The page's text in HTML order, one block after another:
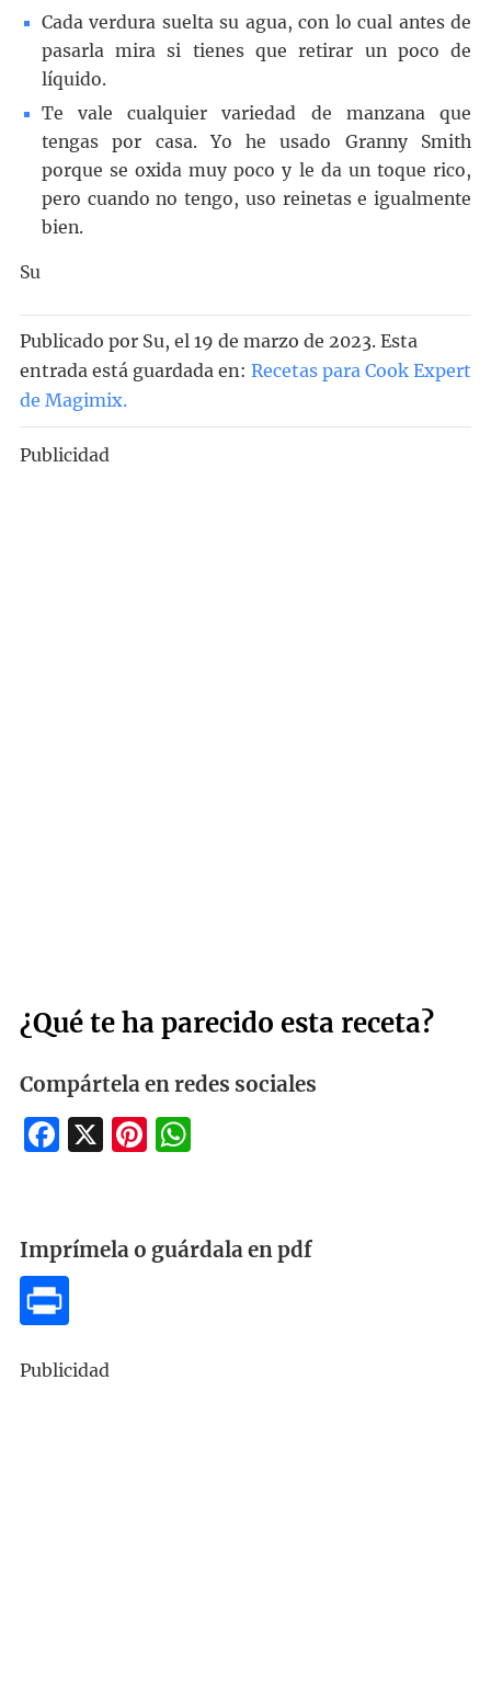
Cada verdura suelta su agua, con lo cual antes de
pasarla mira si tienes que retirar un poco de
líquido.
Te vale cualquier variedad de manzana que
tengas por casa. Yo he usado Granny Smith
porque se oxida muy poco y le da un toque rico,
pero cuando no tengo, uso reinetas e igualmente
bien.
Su
Publicado por Su, el 19 de marzo de 2023. Esta
entrada está guardada en: Recetas para Cook Expert
de Magimix.
Publicidad
¿Qué te ha parecido esta receta?
Compártela en redes sociales
Facebook
X Pinterest
WhatsApp
Imprímela o guárdala en pdf
Publicidad